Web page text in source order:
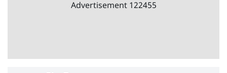
Advertisement 122455